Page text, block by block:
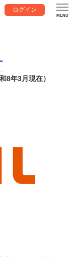
ログイン
和8年3月現在）